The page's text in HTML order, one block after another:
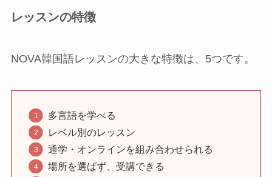
レッスンの特徴
NOVA韓国語レッスンの大きな特徴は、5つです。
多言語を学べる
レベル別のレッスン
通学・オンラインを組み合わせられる
場所を選ばず、受講できる